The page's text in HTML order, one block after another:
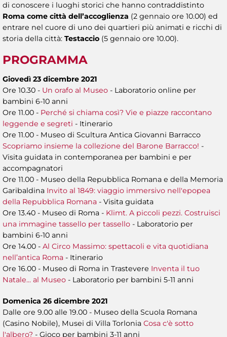
di conoscere i luoghi storici che hanno contraddistinto
Roma come città dell’accoglienza (2 gennaio ore 10.00) ed
entrare nel cuore di uno dei quartieri più animati e ricchi di
storia della città: Testaccio (5 gennaio ore 10.00).
PROGRAMMA
Giovedì 23 dicembre 2021
Ore 10.30 - Un orafo al Museo - Laboratorio online per
bambini 6-10 anni
Ore 11.00 - Perché si chiama così? Vie e piazze raccontano
leggende e segreti - Itinerario
Ore 11.00 - Museo di Scultura Antica Giovanni Barracco
Scopriamo insieme la collezione del Barone Barracco! -
Visita guidata in contemporanea per bambini e per
accompagnatori
Ore 11.00 - Museo della Repubblica Romana e della Memoria
Garibaldina Invito al 1849: viaggio immersivo nell'epopea
della Repubblica Romana - Visita guidata
Ore 13.40 - Museo di Roma - Klimt. A piccoli pezzi. Costruisci
una immagine tassello per tassello - Laboratorio per
bambini 6-10 anni
Ore 14.00 - Al Circo Massimo: spettacoli e vita quotidiana
nell’antica Roma - Itinerario
Ore 16.00 - Museo di Roma in Trastevere Inventa il tuo
Natale... al Museo - Laboratorio per bambini 5-11 anni
Domenica 26 dicembre 2021
Dalle ore 9.00 alle 19.00 - Museo della Scuola Romana
(Casino Nobile), Musei di Villa Torlonia Cosa c'è sotto
l'albero? - Gioco per bambini 3-11 anni